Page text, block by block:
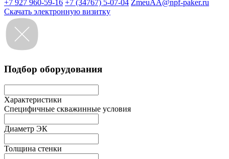
+7 927 960-59-16 +7 (34767) 5-07-04 ZmeuAA@npf-paker.ru
Скачать электронную визитку
Подбор оборудования
Характеристики
Специфичные скважинные условия
Диаметр ЭК
Толщина стенки